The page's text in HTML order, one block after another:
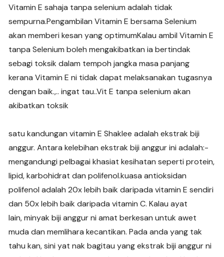
Vitamin E sahaja tanpa selenium adalah tidak
sempurna.Pengambilan Vitamin E bersama Selenium
akan memberi kesan yang optimumKalau ambil Vitamin E
tanpa Selenium boleh mengakibatkan ia bertindak
sebagi toksik dalam tempoh jangka masa panjang
kerana Vitamin E ni tidak dapat melaksanakan tugasnya
dengan baik.,.. ingat tau..Vit E tanpa selenium akan
akibatkan toksik
satu kandungan vitamin E Shaklee adalah ekstrak biji
anggur. Antara kelebihan ekstrak biji anggur ini adalah:-
mengandungi pelbagai khasiat kesihatan seperti protein,
lipid, karbohidrat dan polifenol.kuasa antioksidan
polifenol adalah 20x lebih baik daripada vitamin E sendiri
dan 50x lebih baik daripada vitamin C. Kalau ayat
lain, minyak biji anggur ni amat berkesan untuk awet
muda dan memlihara kecantikan. Pada anda yang tak
tahu kan, sini yat nak bagitau yang ekstrak biji anggur ni